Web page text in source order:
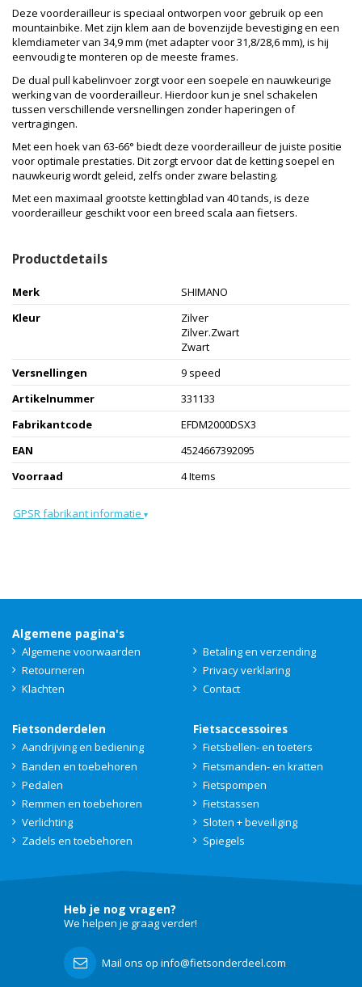
Deze voorderailleur is speciaal ontworpen voor gebruik op een
mountainbike. Met zijn klem aan de bovenzijde bevestiging en een
klemdiameter van 34,9 mm (met adapter voor 31,8/28,6 mm), is hij
eenvoudig te monteren op de meeste frames.
De dual pull kabelinvoer zorgt voor een soepele en nauwkeurige
werking van de voorderailleur. Hierdoor kun je snel schakelen
tussen verschillende versnellingen zonder haperingen of
vertragingen.
Met een hoek van 63-66° biedt deze voorderailleur de juiste positie
voor optimale prestaties. Dit zorgt ervoor dat de ketting soepel en
nauwkeurig wordt geleid, zelfs onder zware belasting.
Met een maximaal grootste kettingblad van 40 tands, is deze
voorderailleur geschikt voor een breed scala aan fietsers.
Productdetails
Merk
SHIMANO
Kleur
Zilver
Zilver.Zwart
Zwart
Versnellingen
9 speed
Artikelnummer
331133
Fabrikantcode
EFDM2000DSX3
EAN
4524667392095
Voorraad
4 Items
GPSR fabrikant informatie ▾
Algemene pagina's
Algemene voorwaarden
Betaling en verzending
Retourneren
Privacy verklaring
Klachten
Contact
Fietsonderdelen
Aandrijving en bediening
Banden en toebehoren
Pedalen
Remmen en toebehoren
Verlichting
Zadels en toebehoren
Fietsaccessoires
Fietsbellen- en toeters
Fietsmanden- en kratten
Fietspompen
Fietstassen
Sloten + beveiliging
Spiegels
Heb je nog vragen?
We helpen je graag verder!
Mail ons op info@fietsonderdeel.com